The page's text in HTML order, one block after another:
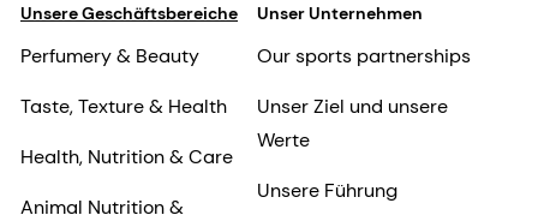
Unsere Geschäftsbereiche
Perfumery & Beauty
Taste, Texture & Health
Health, Nutrition & Care
Animal Nutrition &
Unser Unternehmen
Our sports partnerships
Unser Ziel und unsere
Werte
Unsere Führung